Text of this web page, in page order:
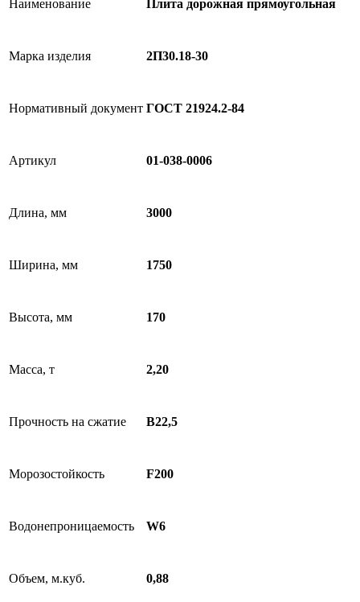
Наименование Плита дорожная прямоугольная
Марка изделия 2П30.18-30
Нормативный документ ГОСТ 21924.2-84
Артикул 01-038-0006
Длина, мм 3000
Ширина, мм 1750
Высота, мм 170
Масса, т 2,20
Прочность на сжатие B22,5
Морозостойкость F200
Водонепроницаемость W6
Объем, м.куб. 0,88